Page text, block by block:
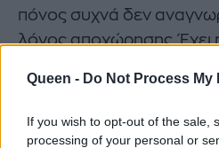
Queen - Do Not Process
If you wish to opt-out of the sale,
processing of your personal or
πόνος συχνά δεν
λόγος αποχώρησης. Έχει
Όταν η ανάλυση
ένστικτο